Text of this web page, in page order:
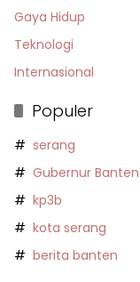
Gaya Hidup
Teknologi
Internasional
Populer
serang
Gubernur Banten
kp3b
kota serang
berita banten